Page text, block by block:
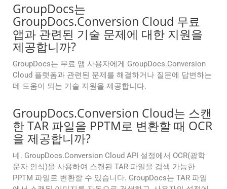
GroupDocs는
GroupDocs.Conversion Cloud 무료
앱과 관련된 기술 문제에 대한 지원을
제공합니까?
GroupDocs는 무료 앱 사용자에게 GroupDocs.Conversion
Cloud 플랫폼과 관련된 문제를 해결하거나 질문에 답변하는
데 도움이 되는 기술 지원을 제공합니다.
GroupDocs.Conversion Cloud는 스캔
한 TAR 파일을 PPTM로 변환할 때 OCR
을 제공합니까?
네. GroupDocs.Conversion Cloud API 설정에서 OCR(광학
문자 인식)을 사용하여 스캔된 TAR 파일을 검색 가능한
PPTM 파일로 변환할 수 있습니다. GroupDocs는 TAR 파일